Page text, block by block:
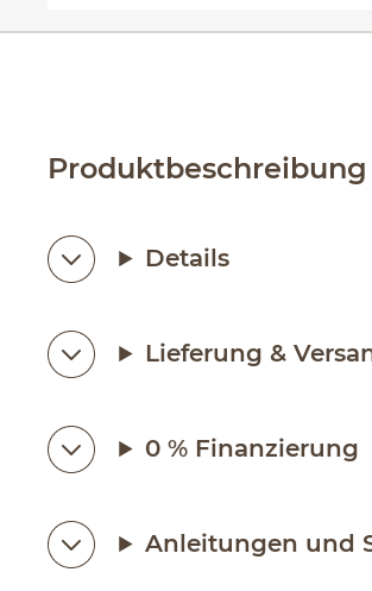
Produktbeschreibung
Details
Lieferung &
0 % Finanzierung
Anleitungen und